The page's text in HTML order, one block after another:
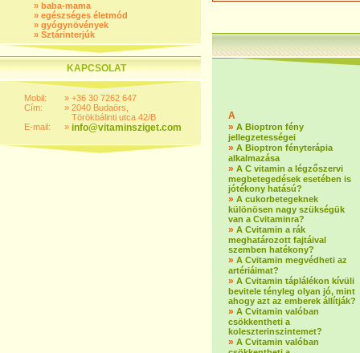
» baba-mama
» egészséges életmód
» gyógynövények
» Sztárinterjúk
KAPCSOLAT
Mobil:
Cím:
E-mail:
»
»
»
+36 30 7262 647
2040 Budaörs,
Törökbálinti utca 42/B
info@vitaminsziget.com
A
» A Bioptron fény
jellegzetességei
» A Bioptron fényterápia
alkalmazása
» A C vitamin a légzőszervi
megbetegedések esetében is
jótékony hatású?
» A cukorbetegeknek
különösen nagy szükségük
van a Cvitaminra?
» A Cvitamin a rák
meghatározott fajtáival
szemben hatékony?
» A Cvitamin megvédheti az
artériáimat?
» A Cvitamin táplálékon kívüli
bevitele tényleg olyan jó, mint
ahogy azt az emberek állítják?
» A Cvitamin valóban
csökkentheti a
koleszterinszintemet?
» A Cvitamin valóban